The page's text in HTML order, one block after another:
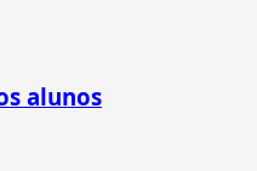
alunos